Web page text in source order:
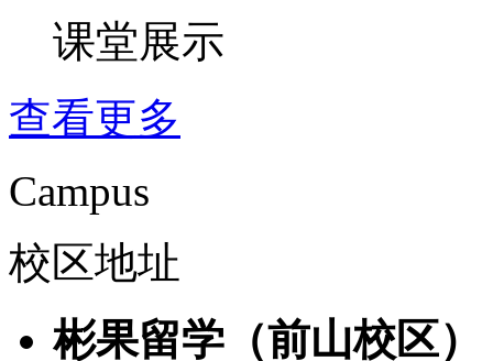
课堂展示
查看更多
Campus
校区地址
彬果留学（前山校区）